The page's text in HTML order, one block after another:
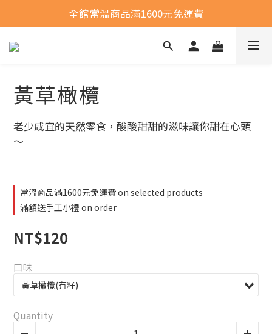
全館常溫商品滿1600元免運費
全館常溫商品滿1600元免運費
選購商品運費問題
黃草橄欖
老少咸宜的天然零食，酸酸甜甜的滋味讓你甜在心頭
～
常溫商品滿1600元免運費 on selected products
滿額送手工小禮 on order
NT$120
口味
Quantity